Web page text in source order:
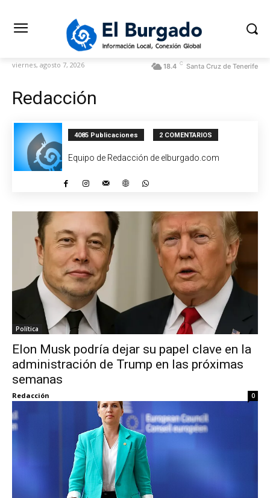
18.4 C Santa Cruz de Tenerife
viernes, agosto 7, 2026
Redacción
4085 Publicaciones 2 COMENTARIOS
Equipo de Redacción de elburgado.com
Política
Elon Musk podría dejar su papel clave en la
administración de Trump en las próximas
semanas
Redacción 0